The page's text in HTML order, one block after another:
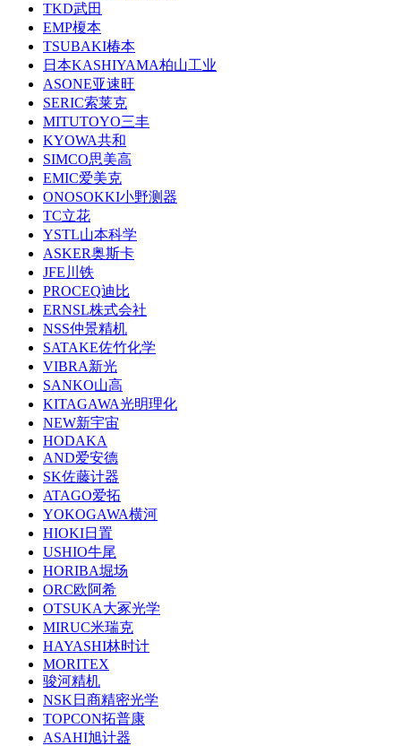
TKD武田
EMP榎本
TSUBAKI椿本
日本KASHIYAMA柏山工业
ASONE亚速旺
SERIC索莱克
MITUTOYO三丰
KYOWA共和
SIMCO思美高
EMIC爱美克
ONOSOKKI小野测器
TC立花
YSTL山本科学
ASKER奥斯卡
JFE川铁
PROCEQ迪比
ERNSL株式会社
NSS仲景精机
SATAKE佐竹化学
VIBRA新光
SANKO山高
KITAGAWA光明理化
NEW新宇宙
HODAKA
AND爱安德
SK佐藤计器
ATAGO爱拓
YOKOGAWA横河
HIOKI日置
USHIO牛尾
HORIBA堀场
ORC欧阿希
OTSUKA大冢光学
MIRUC米瑞克
HAYASHI林时计
MORITEX
骏河精机
NSK日商精密光学
TOPCON拓普康
ASAHI旭计器